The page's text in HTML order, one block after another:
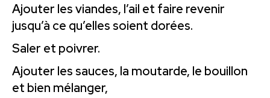
Ajouter les viandes, l’ail et faire revenir
jusqu’à ce qu’elles soient dorées.
Saler et poivrer.
Ajouter les sauces, la moutarde, le bouillon
et bien mélanger,